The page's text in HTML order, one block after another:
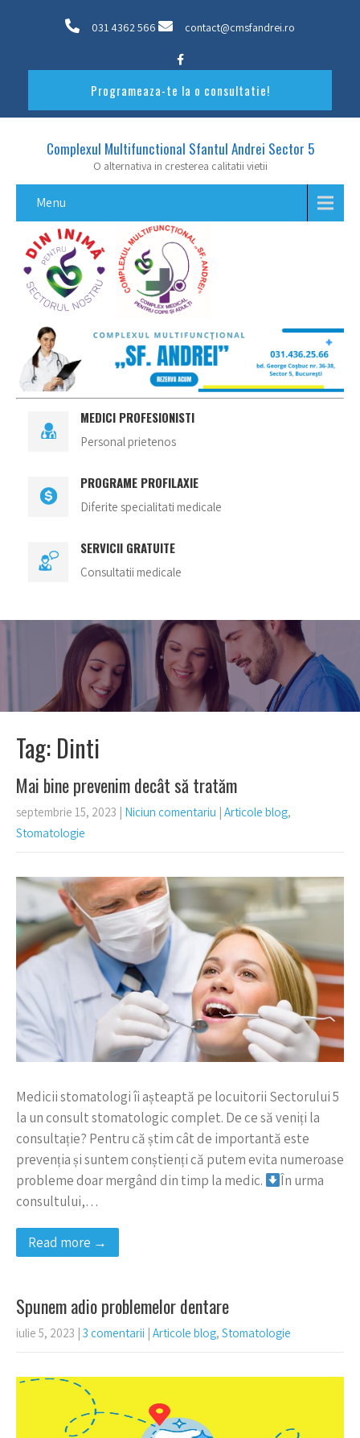
031 4362 566 contact@cmsfandrei.ro
Programeaza-te la o consultatie!
Complexul Multifunctional Sfantul Andrei Sector 5
O alternativa in cresterea calitatii vietii
Menu
MEDICI PROFESIONISTI
Personal prietenos
PROGRAME PROFILAXIE
Diferite specialitati medicale
SERVICII GRATUITE
Consultatii medicale
Tag: Dinti
Mai bine prevenim decât să tratăm
septembrie 15, 2023 Niciun comentariu Articole blog,
Stomatologie
Medicii stomatologi îi așteaptă pe locuitorii Sectorului 5
la un consult stomatologic complet. De ce să veniți la
consultație? Pentru că știm cât de importantă este
prevenția și suntem conștienți că putem evita numeroase
probleme doar mergând din timp la medic.
În urma
consultului,…
Read more →
Spunem adio problemelor dentare
iulie 5, 2023 3 comentarii Articole blog, Stomatologie